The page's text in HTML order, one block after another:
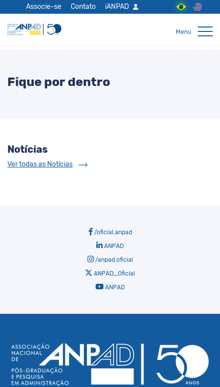
Associe-se Contato iANPAD
Fique por dentro
Notícias
Ver todas as Notícias
/oficial.anpad
ANPAD
/anpad.oficial
ANPAD_Oficial
ANPAD